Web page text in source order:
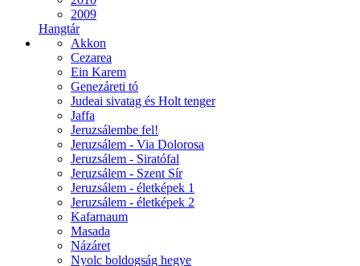
2009
Hangtár
Akkon
Cezarea
Ein Karem
Genezáreti tó
Judeai sivatag és Holt tenger
Jaffa
Jeruzsálembe fel!
Jeruzsálem - Via Dolorosa
Jeruzsálem - Siratófal
Jeruzsálem - Szent Sír
Jeruzsálem - életképek 1
Jeruzsálem - életképek 2
Kafarnaum
Masada
Názáret
Nyolc boldogság hegye